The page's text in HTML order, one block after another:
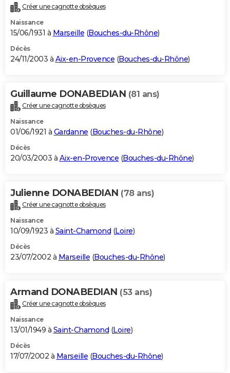
Créer une cagnotte obsèques
Naissance
15/06/1931 à Marseille (Bouches-du-Rhône)
Décès
24/11/2003 à Aix-en-Provence (Bouches-du-Rhône)
Guillaume DONABEDIAN (81 ans)
Créer une cagnotte obsèques
Naissance
01/06/1921 à Gardanne (Bouches-du-Rhône)
Décès
20/03/2003 à Aix-en-Provence (Bouches-du-Rhône)
Julienne DONABEDIAN (78 ans)
Créer une cagnotte obsèques
Naissance
10/09/1923 à Saint-Chamond (Loire)
Décès
23/07/2002 à Marseille (Bouches-du-Rhône)
Armand DONABEDIAN (53 ans)
Créer une cagnotte obsèques
Naissance
13/01/1949 à Saint-Chamond (Loire)
Décès
17/07/2002 à Marseille (Bouches-du-Rhône)